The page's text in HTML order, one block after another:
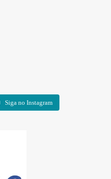
Siga no Instagram